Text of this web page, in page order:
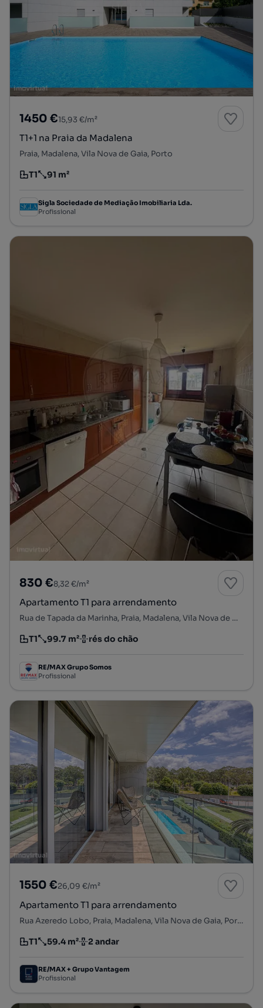
1450 €15,93 €/m²
T1+1 na Praia da Madalena
Praia, Madalena, Vila Nova de Gaia, Porto
Tipologia
T1
Preço por metro quadrado
91 m²
Sigla Sociedade de Mediação Imobiliaria Lda.
Profissional
830 €8,32 €/m²
Apartamento T1 para arrendamento
Rua de Tapada da Marinha, Praia, Madalena, Vila Nova de Gaia, Porto
Tipologia
T1
Preço por metro quadrado
99.7 m²
Andar rés do chão
RE/MAX Grupo Somos
Profissional
1550 €26,09 €/m²
Apartamento T1 para arrendamento
Rua Azeredo Lobo, Praia, Madalena, Vila Nova de Gaia, Porto
Tipologia
T1
Preço por metro quadrado
59.4 m²
Andar 2 andar
RE/MAX + Grupo Vantagem
Profissional